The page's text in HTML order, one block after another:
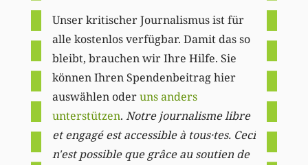
Unser kritischer Journalismus ist für
alle kostenlos verfügbar. Damit das so
bleibt, brauchen wir Ihre Hilfe. Sie
können Ihren Spendenbeitrag hier
auswählen oderuns anders
unterstützen. Notre journalisme libre
et engagé est accessible à tous·tes. Ceci
n'est possible que grâce au soutien de